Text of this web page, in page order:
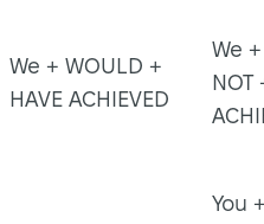
We + WOULD +
HAVE ACHIEVED
We
NOT
You +